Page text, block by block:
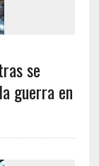
se
guerra en